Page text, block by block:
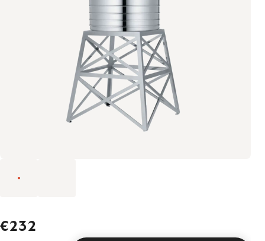
€232